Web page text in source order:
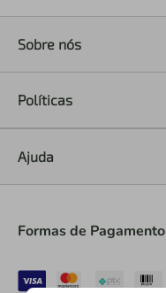
Sobre nós
Políticas
Ajuda
Formas de Pagamento